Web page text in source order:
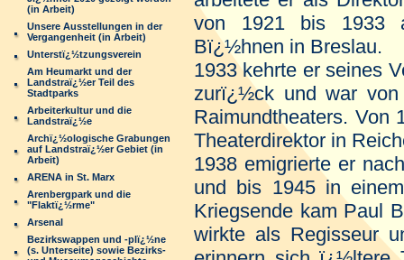
(in Arbeit)
Unsere Ausstellungen in der
Vergangenheit (in Arbeit)
Unterstï¿½tzungsverein
Am Heumarkt und der
Landstraï¿½er Teil des
Stadtparks
Arbeiterkultur und die
Landstraï¿½e
Archï¿½ologische Grabungen
auf Landstraï¿½er Gebiet (in
Arbeit)
ARENA in St. Marx
Arenbergpark und die
"Flaktï¿½rme"
Arsenal
Bezirkswappen und -plï¿½ne
(s. Unterseite) sowie Bezirks-
von 1921 bis 1933
Bï¿½hnen in Breslau.
1933 kehrte er seines
zurï¿½ck und war von
Raimundtheaters. Von
Theaterdirektor in
1938 emigrierte er
und bis 1945 in
Kriegsende kam Paul
wirkte als Regisseur